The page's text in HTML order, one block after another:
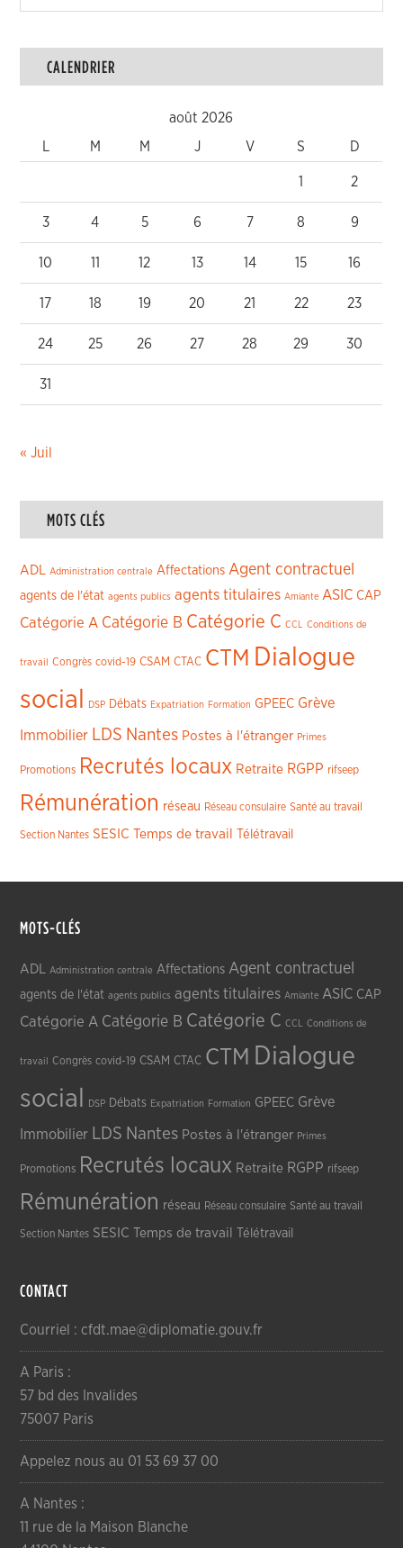
CALENDRIER
août 2026
M M J V S D
1 2
3 4 5 6 7 8 9
10 11 12 13 14 15 16
17 18 19 20 21 22 23
24 25 26 27 28 29 30
31
« Juil
MOTS CLÉS
ADL Administration centrale Affectations Agent contractuel
agents de l'état agents publics agents titulaires Amiante ASIC CAP
Catégorie A Catégorie B Catégorie C CCL Conditions de
travail Congrès covid-19 CSAM CTAC CTM Dialogue
social
DSP Débats Expatriation Formation GPEEC Grève
Immobilier LDS Nantes Postes à l'étranger Primes
Promotions Recrutés locaux Retraite RGPP rifseep
Rémunération réseau Réseau consulaire Santé au travail
Section Nantes SESIC Temps de travail Télétravail
MOTS-CLÉS
ADL Administration centrale Affectations Agent contractuel
agents de l'état agents publics agents titulaires Amiante ASIC CAP
Catégorie A Catégorie B Catégorie C CCL Conditions de
travail Congrès covid-19 CSAM CTAC CTM Dialogue
social
DSP Débats Expatriation Formation GPEEC Grève
Immobilier LDS Nantes Postes à l'étranger Primes
Promotions Recrutés locaux Retraite RGPP rifseep
Rémunération réseau Réseau consulaire Santé au travail
Section Nantes SESIC Temps de travail Télétravail
CONTACT
Courriel : cfdt.mae@diplomatie.gouv.fr
A Paris :
57 bd des Invalides
75007 Paris
Appelez nous au 01 53 69 37 00
A Nantes :
11 rue de la Maison Blanche